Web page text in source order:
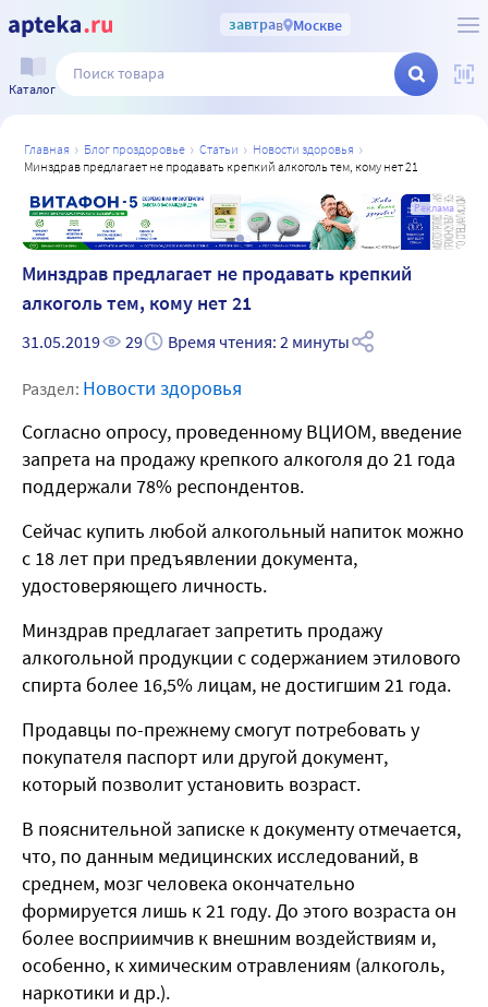
завтрав Москве
Каталог
главная блог проздоровье статьи
новости здоровья
минздрав предлагает не продавать крепкий алкоголь тем, кому нет 21
Реклама
Минздрав предлагает не продавать крепкий
алкоголь тем, кому нет 21
31.05.2019 29 Время чтения: 2 минуты
Раздел: Новости здоровья
Согласно опросу, проведенному ВЦИОМ, введение
запрета на продажу крепкого алкоголя до 21 года
поддержали 78% респондентов.
Сейчас купить любой алкогольный напиток можно
с 18 лет при предъявлении документа,
удостоверяющего личность.
Минздрав предлагает запретить продажу
алкогольной продукции с содержанием этилового
спирта более 16,5% лицам, не достигшим 21 года.
Продавцы по-прежнему смогут потребовать у
покупателя паспорт или другой документ,
который позволит установить возраст.
В пояснительной записке к документу отмечается,
что, по данным медицинских исследований, в
среднем, мозг человека окончательно
формируется лишь к 21 году. До этого возраста он
более восприимчив к внешним воздействиям и,
особенно, к химическим отравлениям (алкоголь,
наркотики и др.).